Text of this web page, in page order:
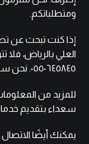
ومتطلباتكم.
إذا كنت تبحث عن
العلي بالرياض، فلا
٠٥٥٠٦٤٥٨٤٥. نحن
للمزيد من
سعداء بتقديم
يمكنك أيضًا الاتصال